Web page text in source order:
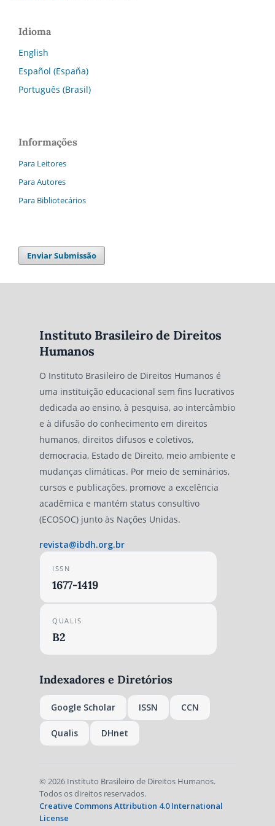
Idioma
English
Español (España)
Português (Brasil)
Informações
Para Leitores
Para Autores
Para Bibliotecários
Enviar Submissão
Instituto Brasileiro de Direitos
Humanos
O Instituto Brasileiro de Direitos Humanos é
uma instituição educacional sem fins lucrativos
dedicada ao ensino, à pesquisa, ao intercâmbio
e à difusão do conhecimento em direitos
humanos, direitos difusos e coletivos,
democracia, Estado de Direito, meio ambiente e
mudanças climáticas. Por meio de seminários,
cursos e publicações, promove a excelência
acadêmica e mantém status consultivo
(ECOSOC) junto às Nações Unidas.
revista@ibdh.org.br
ISSN
1677-1419
QUALIS
B2
Indexadores e Diretórios
Google Scholar ISSN CCN
Qualis DHnet
© 2026 Instituto Brasileiro de Direitos Humanos.
Todos os direitos reservados.
Creative Commons Attribution 4.0 International
License